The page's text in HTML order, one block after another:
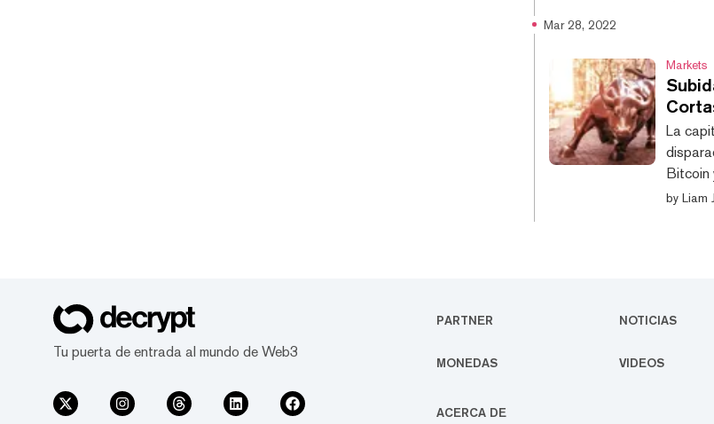
Mar 28, 2022
Markets
La
Bitcoin
cotizaciones
by Liam
Tu puerta de entrada al mundo de Web3
PARTNER NOTICIAS
MONEDAS VIDEOS
ACERCA DE